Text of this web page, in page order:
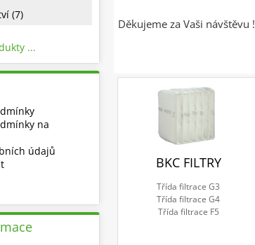
Děkujeme za Vaši návštěvu !
BKC FILTRY
Třída filtrace G3
Třída filtrace G4
Třída filtrace F5
(7)
...
na
údajů